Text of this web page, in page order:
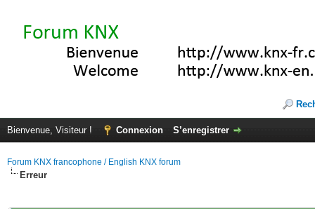
Bienvenue, Visiteur ! Connexion S’enregistrer
Forum KNX francophone / English KNX forum
Erreur